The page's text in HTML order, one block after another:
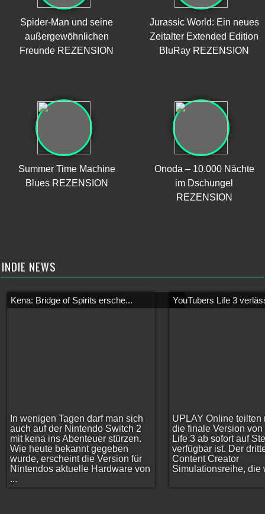
Spider-Man und seine
außergewöhnlichen
Freunde REZENSION
Jurassic World: Ein neues
Zeitalter Extended Edition
BluRay REZENSION
Summer Time Machine
Blues REZENSION
Onoda – 10.000 Nächte
im Dschungel
REZENSION
INDIE NEWS
Kena: Bridge of Spirits ersche...
In wenigen Tagen darf man sich
auch auf der Nintendo Switch 2
mit kena ins Abenteuer stürzen.
Wie heute bekannt gegeben
wurde, erscheint die Version für
Nintendos aktuelle Hardware von
...
YouTubers Life 3
UPLAY Online teilten
die finale Version von
Life 3 ab sofort auf
verfügbar ist. Der
Content Creator
Simulationsreihe, die